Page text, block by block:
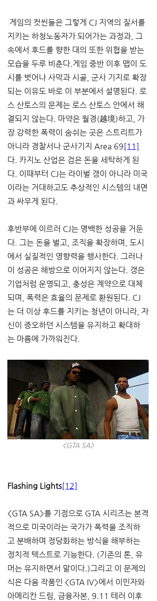
지키는 하청노동자가 되어가는 과정과, 그
속에서 후드를 향한 대의 또한 위협을 받는
모습을 두루 비춘다.게임 중반 이후 맵이 도
시를 벗어나 사막과 시골, 군사 기지로 확장
되는 이유도 바로 이 부분에서 설명된다. 로
스 산토스의 문제는 로스 산토스 안에서 해
결되지 않는다. 마약은 월경(越境)하고, 가
장 강력한 폭력이 숨쉬는 곳은 스트리트가
아니라 경찰서나 군사기지 Area 69[11]
다. 카지노 산업은 검은 돈을 세탁하게 된
다. 이때부터 CJ는 라이벌 갱이 아니라 미국
이라는 거대하고도 추상적인 시스템의 내면
과 싸우게 된다.
후반부에 이르러 CJ는 명백한 성공을 거둔
다. 그는 돈을 벌고, 조직을 확장하며, 도시
에서 실질적인 영향력을 행사한다. 그러나
이 성공은 해방으로 이어지지 않는다. 갱은
기업처럼 운영되고, 충성은 계약으로 대체
되며, 폭력은 효율의 문제로 환원된다. CJ
는 더 이상 후드를 지키는 청년이 아니라, 자
신이 증오하던 시스템을 유지하고 확대하
는 마름에 가까워진다.
<GTA SA>
Flashing Lights[12]
<GTA SA>를 기점으로 GTA 시리즈는 본격
적으로 미국이라는 국가가 폭력을 조직하
고 분배하며 정당화하는 방식을 해부하는
정치적 텍스트로 기능한다. (기존의 톤, 유
머는 유지하면서 말이다.)그리고 이 문제의
식은 다음 작품인 <GTA IV>에서 이민자와
아메리칸 드림, 금융자본, 9.11 테러 이후